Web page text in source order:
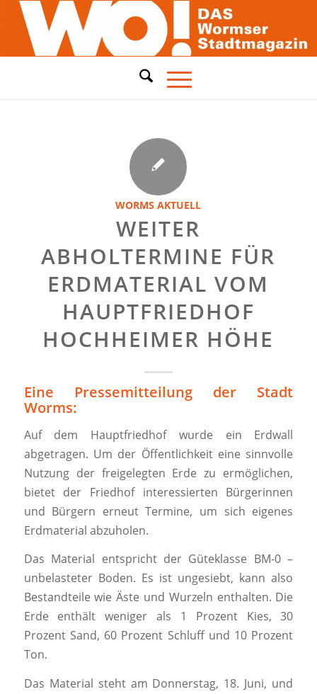
WORMS AKTUELL
WEITER
ABHOLTERMINE FÜR
ERDMATERIAL VOM
HAUPTFRIEDHOF
HOCHHEIMER HÖHE
Eine Pressemitteilung der Stadt
Worms:
Auf dem Hauptfriedhof wurde ein Erdwall
abgetragen. Um der Öffentlichkeit eine sinnvolle
Nutzung der freigelegten Erde zu ermöglichen,
bietet der Friedhof interessierten Bürgerinnen
und Bürgern erneut Termine, um sich eigenes
Erdmaterial abzuholen.
Das Material entspricht der Güteklasse BM-0 –
unbelasteter Boden. Es ist ungesiebt, kann also
Bestandteile wie Äste und Wurzeln enthalten. Die
Erde enthält weniger als 1 Prozent Kies, 30
Prozent Sand, 60 Prozent Schluff und 10 Prozent
Ton.
Das Material steht am Donnerstag, 18. Juni, und